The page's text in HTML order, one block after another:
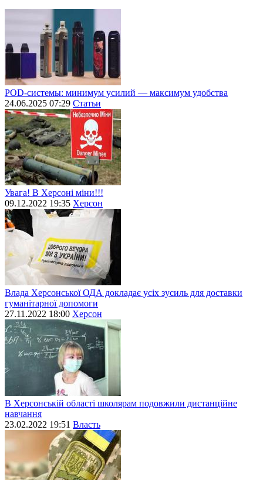
POD-системы: минимум усилий — максимум удобства
24.06.2025 07:29 Статьи
Увага! В Херсоні міни!!!
09.12.2022 19:35 Херсон
Влада Херсонської ОДА докладає усіх зусиль для доставки
гуманітарної допомоги
27.11.2022 18:00 Херсон
В Херсонській області школярам подовжили дистанційне
навчання
23.02.2022 19:51 Власть